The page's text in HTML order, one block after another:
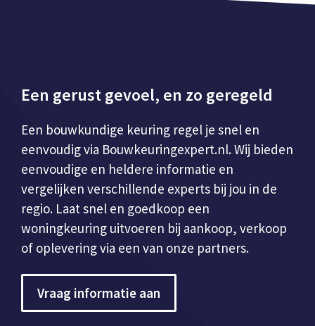
Een gerust gevoel, en zo geregeld
Een bouwkundige keuring regel je snel en
eenvoudig via Bouwkeuringexpert.nl. Wij bieden
eenvoudige en heldere informatie en
vergelijken verschillende experts bij jou in de
regio. Laat snel en goedkoop een
woningkeuring uitvoeren bij aankoop, verkoop
of oplevering via een van onze partners.
Vraag informatie aan